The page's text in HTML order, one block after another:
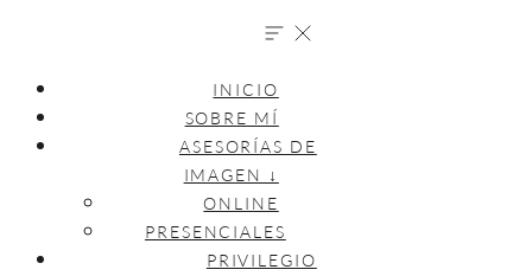
INICIO
SOBRE MÍ
ASESORÍAS DE
IMAGEN ↓
ONLINE
PRESENCIALES
PRIVILEGIO